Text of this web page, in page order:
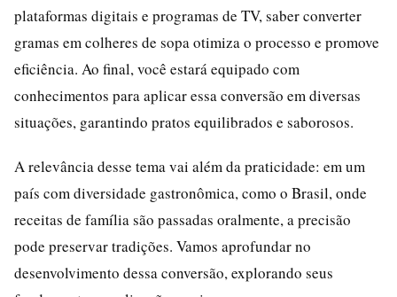
plataformas digitais e programas de TV, saber converter
gramas em colheres de sopa otimiza o processo e promove
eficiência. Ao final, você estará equipado com
conhecimentos para aplicar essa conversão em diversas
situações, garantindo pratos equilibrados e saborosos.
A relevância desse tema vai além da praticidade: em um
país com diversidade gastronômica, como o Brasil, onde
receitas de família são passadas oralmente, a precisão
pode preservar tradições. Vamos aprofundar no
desenvolvimento dessa conversão, explorando seus